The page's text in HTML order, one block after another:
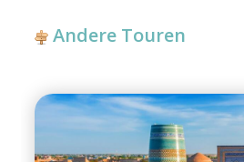
Andere Touren